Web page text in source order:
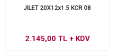
JİLET 20X12x1.5 KCR 08
2.145,00 TL + KDV